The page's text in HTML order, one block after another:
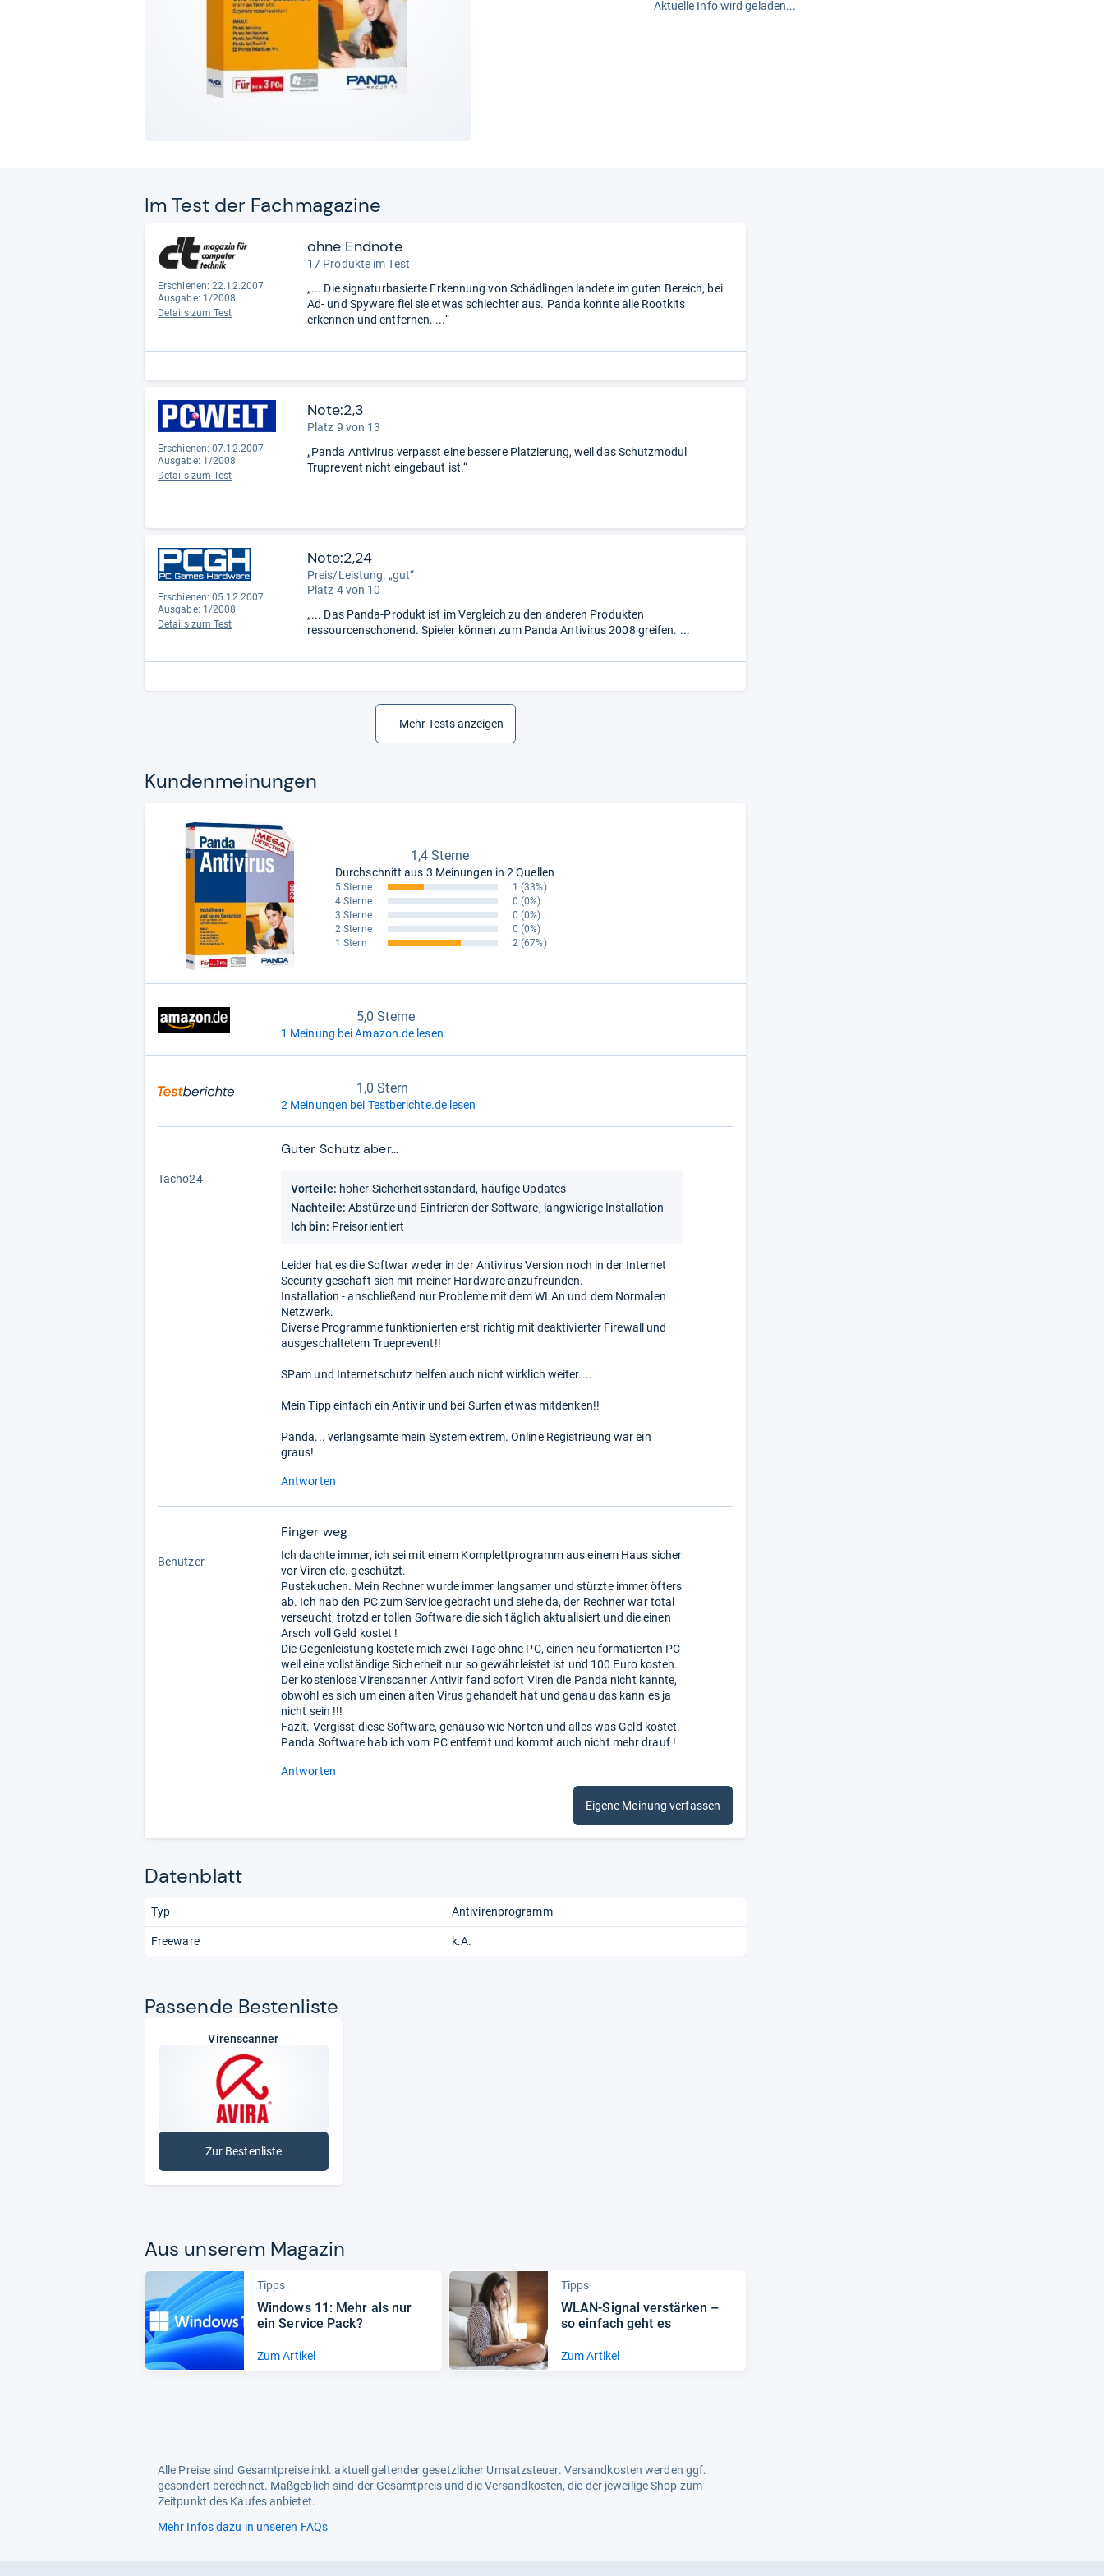
Aktuelle Info wird geladen...
Im Test der Fach­ma­ga­zine
Erschienen: 22.12.2007
Ausgabe: 1/2008
Details zum Test
ohne Endnote
17 Produkte im Test
„... Die signaturbasierte Erkennung von Schädlingen landete im guten Bereich, bei
Ad- und Spyware fiel sie etwas schlechter aus. Panda konnte alle Rootkits
erkennen und entfernen. ...“
Erschienen: 07.12.2007
Ausgabe: 1/2008
Details zum Test
Note:2,3
Platz 9 von 13
„Panda Antivirus verpasst eine bessere Platzierung, weil das Schutzmodul
Truprevent nicht eingebaut ist.“
Erschienen: 05.12.2007
Ausgabe: 1/2008
Details zum Test
Note:2,24
Preis/Leistung: „gut“
Platz 4 von 10
„... Das Panda-Produkt ist im Vergleich zu den anderen Produkten
ressourcenschonend. Spieler können zum Panda Antivirus 2008 greifen. ...
Mehr Tests anzeigen
Kun­den­mei­nun­gen
1,4 Sterne
Durchschnitt aus 3 Meinungen in 2 Quellen
5 Sterne 1 (33%)
4 Sterne
0 (0%)
3 Sterne
0 (0%)
2 Sterne
0 (0%)
1 Stern
2 (67%)
5,0 Sterne
1 Meinung bei Amazon.de lesen
1,0 Stern
2 Meinungen bei Testberichte.de lesen
von
Tacho24
Guter Schutz aber...
Vorteile: hoher Sicherheitsstandard, häufige Updates
Nachteile: Abstürze und Einfrieren der Software, langwierige Installation
Ich bin: Preisorientiert
Leider hat es die Softwar weder in der Antivirus Version noch in der Internet
Security geschaft sich mit meiner Hardware anzufreunden.
Installation - anschließend nur Probleme mit dem WLAn und dem Normalen
Netzwerk.
Diverse Programme funktionierten erst richtig mit deaktivierter Firewall und
ausgeschaltetem Trueprevent!!
SPam und Internetschutz helfen auch nicht wirklich weiter....
Mein Tipp einfach ein Antivir und bei Surfen etwas mitdenken!!
Panda... verlangsamte mein System extrem. Online Registrieung war ein
graus!
Antworten
von
Benutzer
Finger weg
Ich dachte immer, ich sei mit einem Komplettprogramm aus einem Haus sicher
vor Viren etc. geschützt.
Pustekuchen. Mein Rechner wurde immer langsamer und stürzte immer öfters
ab. Ich hab den PC zum Service gebracht und siehe da, der Rechner war total
verseucht, trotzd er tollen Software die sich täglich aktualisiert und die einen
Arsch voll Geld kostet !
Die Gegenleistung kostete mich zwei Tage ohne PC, einen neu formatierten PC
weil eine vollständige Sicherheit nur so gewährleistet ist und 100 Euro kosten.
Der kostenlose Virenscanner Antivir fand sofort Viren die Panda nicht kannte,
obwohl es sich um einen alten Virus gehandelt hat und genau das kann es ja
nicht sein !!!
Fazit. Vergisst diese Software, genauso wie Norton und alles was Geld kostet.
Panda Software hab ich vom PC entfernt und kommt auch nicht mehr drauf !
Antworten
Eigene Meinung verfassen
Datenblatt
Typ Antivirenprogramm
Freeware k.A.
Pas­sende Bes­ten­liste
Virenscanner
Zur Bestenliste
: Virenscanner
Aus unse­rem Maga­zin
Tipps
Win­dows 11: Mehr als nur
ein Ser­vice Pack?
Zum Artikel
Tipps
WLAN-​Signal ver­stär­ken –
so ein­fach geht es
Zum Artikel
Alle Preise sind Gesamtpreise inkl. aktuell geltender gesetzlicher Umsatzsteuer. Versandkosten werden ggf.
gesondert berechnet. Maßgeblich sind der Gesamtpreis und die Versandkosten, die der jeweilige Shop zum
Zeitpunkt des Kaufes anbietet.
Mehr Infos dazu in unseren FAQs